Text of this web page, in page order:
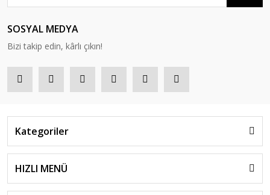
SOSYAL MEDYA
Bizi takip edin, kârlı çıkın!
Kategoriler
HIZLI MENÜ